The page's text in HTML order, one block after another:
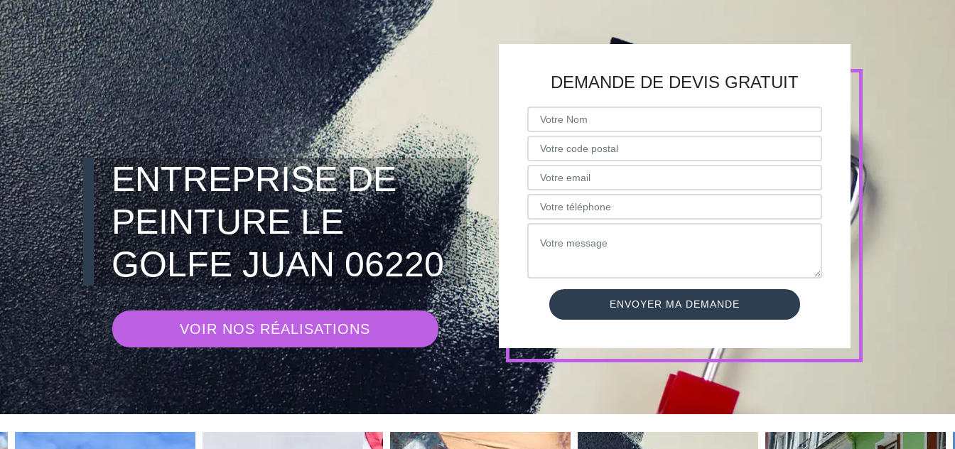
ENTREPRISE DE
PEINTURE LE
GOLFE JUAN 06220
VOIR NOS RÉALISATIONS
DEMANDE DE DEVIS GRATUIT